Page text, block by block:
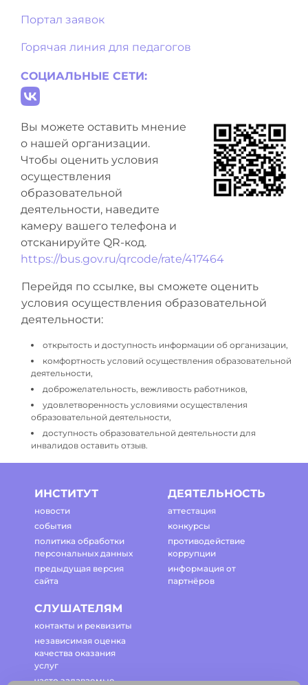
Портал заявок
Горячая линия для педагогов
СОЦИАЛЬНЫЕ СЕТИ:
Вы можете оставить мнение
о нашей организации.
Чтобы оценить условия
осуществления
образовательной
деятельности, наведите
камеру вашего телефона и
отсканируйте QR-код.
https://bus.gov.ru/qrcode/rate/417464
Перейдя по ссылке, вы сможете оценить
условия осуществления образовательной
деятельности:
открытость и доступность информации об организации,
комфортность условий осуществления образовательной
деятельности,
доброжелательность, вежливость работников,
удовлетворенность условиями осуществления
образовательной деятельности,
доступность образовательной деятельности для
инвалидов оставить отзыв.
ИНСТИТУТ
новости
события
политика обработки
персональных данных
предыдущая версия
сайта
ДЕЯТЕЛЬНОСТЬ
аттестация
конкурсы
противодействие
коррупции
информация от
партнёров
СЛУШАТЕЛЯМ
контакты и реквизиты
независимая оценка
качества оказания
услуг
часто задаваемые